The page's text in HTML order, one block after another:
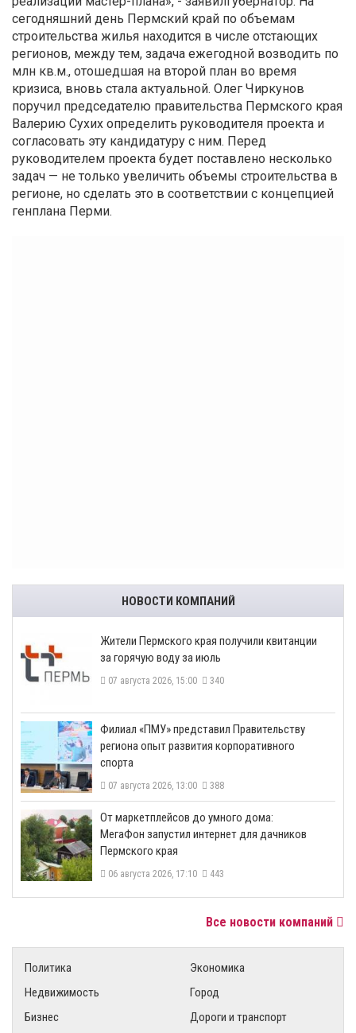
сегодняшний день Пермский край по объемам
строительства жилья находится в числе отстающих
регионов, между тем, задача ежегодной возводить по
млн кв.м., отошедшая на второй план во время
кризиса, вновь стала актуальной. Олег Чиркунов
поручил председателю правительства Пермского края
Валерию Сухих определить руководителя проекта и
согласовать эту кандидатуру с ним. Перед
руководителем проекта будет поставлено несколько
задач — не только увеличить объемы строительства в
регионе, но сделать это в соответствии с концепцией
генплана Перми.
НОВОСТИ КОМПАНИЙ
​Жители Пермского края получили квитанции
за горячую воду за июль
07 августа 2026, 15:00 340
​Филиал «ПМУ» представил Правительству
региона опыт развития корпоративного
спорта
07 августа 2026, 13:00 388
От маркетплейсов до умного дома:
МегаФон запустил интернет для дачников
Пермского края
06 августа 2026, 17:10 443
Все новости компаний
Политика
Экономика
Недвижимость
Город
Бизнес
Дороги и транспорт